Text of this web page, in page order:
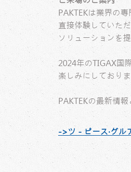
PAKTEKは業界の
直接体験していた
ソリューションを
2024年のTIGAX国
楽しみにしておりま
PAKTEKの最新情
->ツ－ピース‧グル